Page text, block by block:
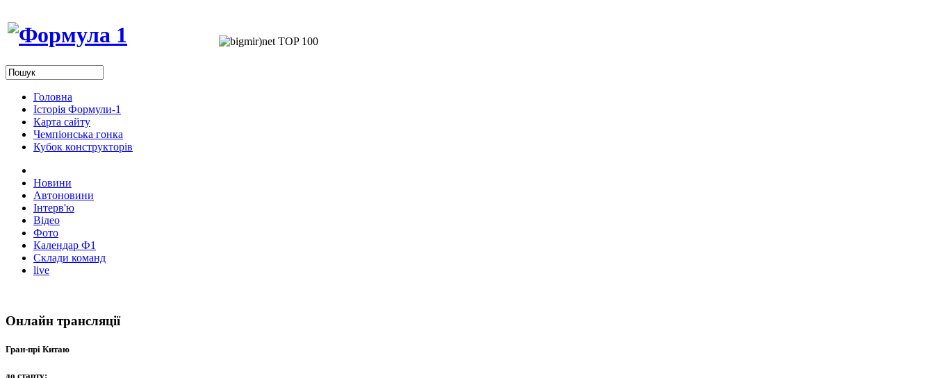
Головна
Історія Формули-1
Карта сайту
Чемпіонська гонка
Кубок конструкторів
Новини
Автоновини
Інтерв'ю
Відео
Фото
Календар Ф1
Склади команд
live
Онлайн трансляції
Гран-прі Китаю
до старту: